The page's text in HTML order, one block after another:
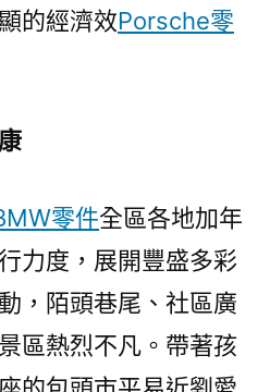
的經濟效Porsche零
零件全區各地加年
力度，展開豐盛多彩
，陌頭巷尾、社區廣
區熱烈不凡。帶著孩